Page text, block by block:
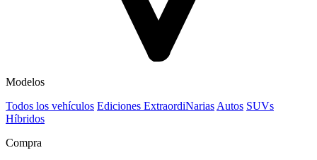
Modelos
Todos los vehículos Ediciones ExtraordiNarias Autos SUVs
Híbridos
Compra